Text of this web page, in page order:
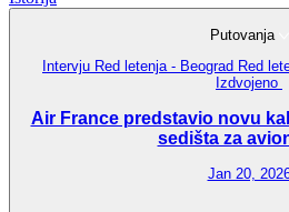
Putovanja
Intervju Red letenja - Beograd Red
Izdvojeno
Air France predstavio novu
sedišta za
Jan 20,